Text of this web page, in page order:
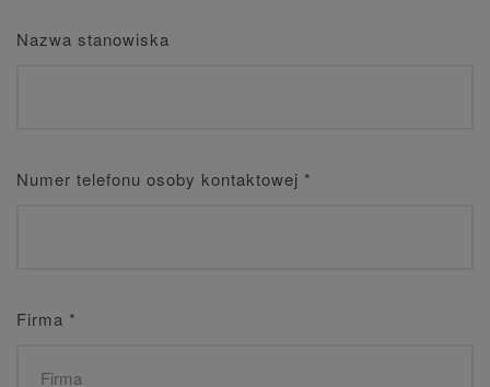
Nazwa stanowiska
Numer telefonu osoby kontaktowej *
Firma *